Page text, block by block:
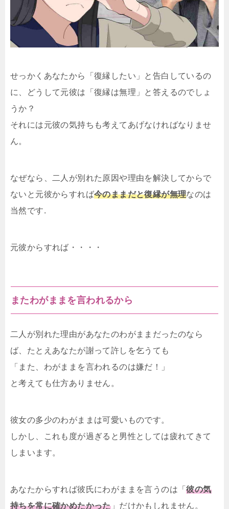
せっかくあなたから「復縁したい」と告白しているの
に、どうして元彼は「復縁は無理」と答えるのでしょ
うか？
それには元彼の気持ちも考えてあげなければなりませ
ん。
なぜなら、二人が別れた原因や理由を解決してからで
ないと元彼からすれば今のままだと復縁が無理なのは
当然です.
元彼からすれば・・・・
またわがままを言われるから
二人が別れた理由があなたのわがままだったのなら
ば、たとえあなたが謝って許しを乞うても
「また、わがままを言われるのは嫌だ！」
と考えても仕方ありません。
彼女の多少のわがままは可愛いものです。
しかし、これも度が過ぎると男性としては疲れてきて
しまいます。
あなたからすれば彼氏にわがままを言うのは「彼の気
持ちを常に確かめたかった」だけかもしれません。